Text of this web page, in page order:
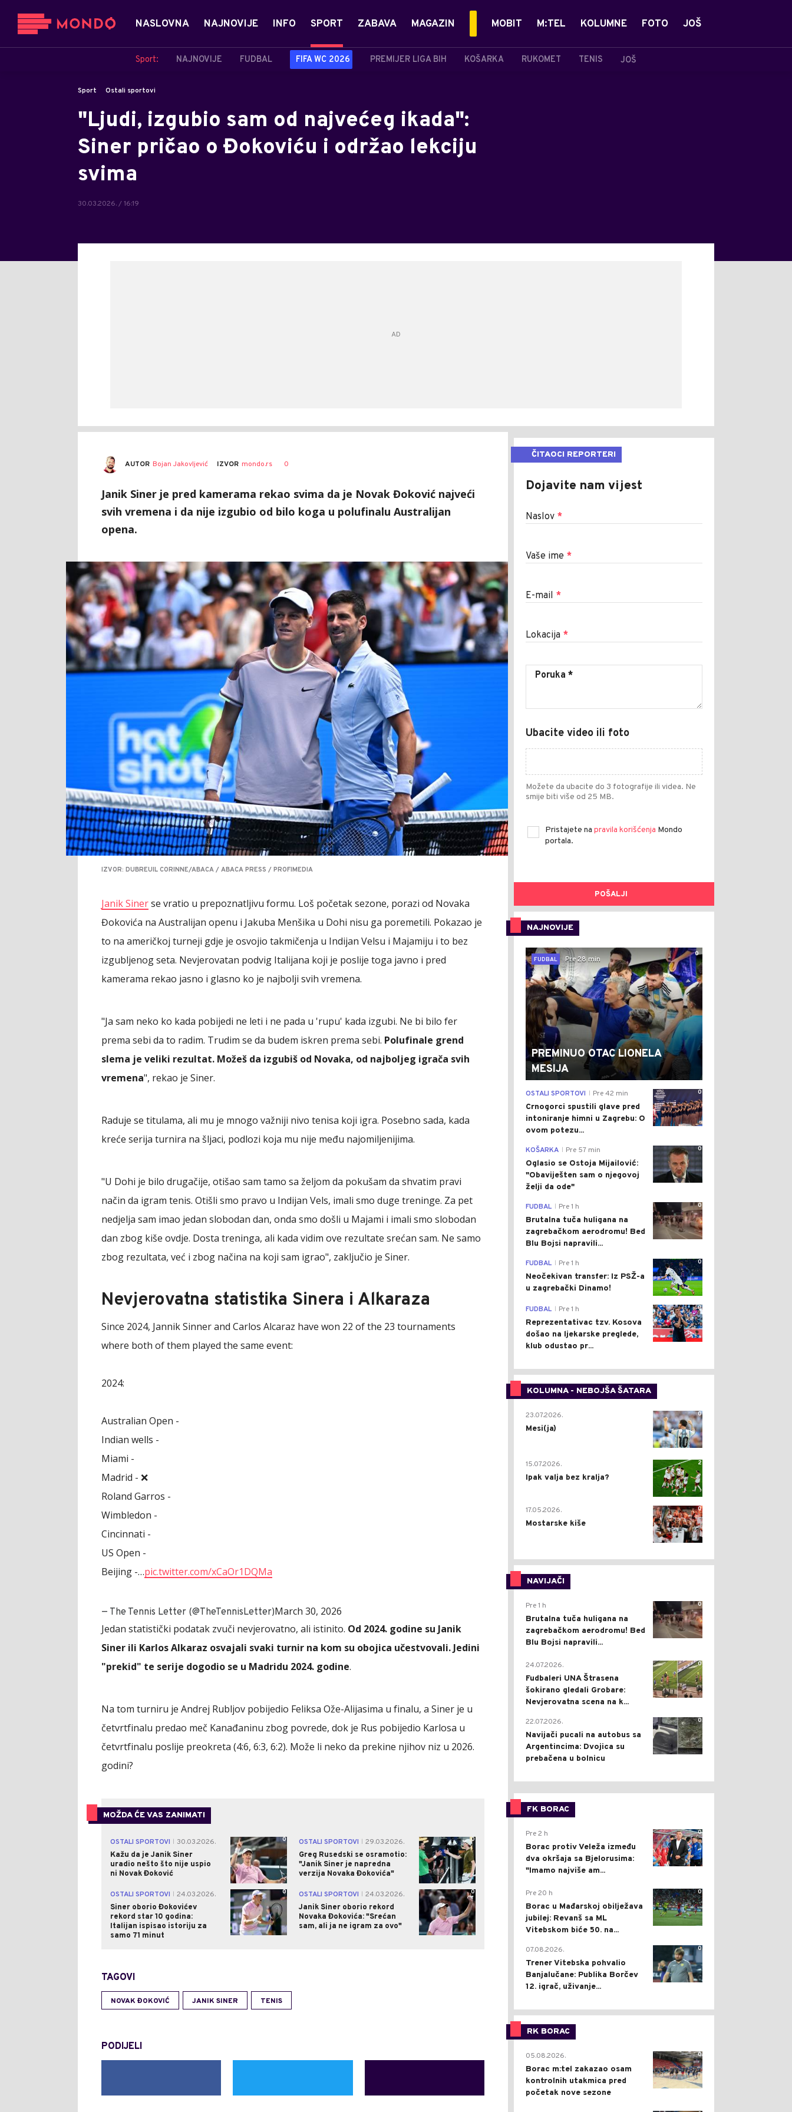
NASLOVNA NAJNOVIJE INFO SPORT
Sport: NAJNOVIJE FUDBAL FIFA WC 2026 PREMIJER LIGA BIH KOŠARKA RUKOMET TENIS JOŠ
ZABAVA MAGAZIN MOBIT M:TEL KOLUMNE FOTO JOŠ
Sport Ostali sportovi
"Ljudi, izgubio sam od najvećeg ikada":
Siner pričao o Đokoviću i održao lekciju
svima
30.03.2026. / 16:19
AUTOR Bojan Jakovljević IZVOR mondo.rs 0
Janik Siner je pred kamerama rekao svima da je Novak Đoković najveći
svih vremena i da nije izgubio od bilo koga u polufinalu Australijan
opena.
IZVOR: DUBREUIL CORINNE/ABACA / ABACA PRESS / PROFIMEDIA
Janik Sinerse vratio u prepoznatljivu formu. Loš početak sezone, porazi od Novaka
Đokovića na Australijan openu i Jakuba Menšika u Dohi nisu ga poremetili. Pokazao je
to na američkoj turneji gdje je osvojio takmičenja u Indijan Velsu i Majamiju i to bez
izgubljenog seta. Nevjerovatan podvig Italijana koji je poslije toga javno i pred
kamerama rekao jasno i glasno ko je najbolji svih vremena.
"Ja sam neko ko kada pobijedi ne leti i ne pada u 'rupu' kada izgubi. Ne bi bilo fer
prema sebi da to radim. Trudim se da budem iskren prema sebi. Polufinale grend
slema je veliki rezultat. Možeš da izgubiš od Novaka, od najboljeg igrača svih
vremena", rekao je Siner.
Raduje se titulama, ali mu je mnogo važniji nivo tenisa koji igra. Posebno sada, kada
kreće serija turnira na šljaci, podlozi koja mu nije među najomiljenijima.
"U Dohi je bilo drugačije, otišao sam tamo sa željom da pokušam da shvatim pravi
način da igram tenis. Otišli smo pravo u Indijan Vels, imali smo duge treninge. Za pet
nedjelja sam imao jedan slobodan dan, onda smo došli u Majami i imali smo slobodan
dan zbog kiše ovdje. Dosta treninga, ali kada vidim ove rezultate srećan sam. Ne samo
zbog rezultata, već i zbog načina na koji sam igrao", zaključio je Siner.
Nevjerovatna statistika Sinera i Alkaraza
Since 2024, Jannik Sinner and Carlos Alcaraz have won 22 of the 23 tournaments
where both of them played the same event:
2024:
Australian Open -
Indian wells -
Miami -
Madrid - ❌
Roland Garros -
Wimbledon -
Cincinnati -
US Open -
Beijing -…pic.twitter.com/xCaOr1DQMa
— The Tennis Letter (@TheTennisLetter)March 30, 2026
Jedan statistički podatak zvuči nevjerovatno, ali istinito. Od 2024. godine su Janik
Siner ili Karlos Alkaraz osvajali svaki turnir na kom su obojica učestvovali. Jedini
"prekid" te serije dogodio se u Madridu 2024. godine.
Na tom turniru je Andrej Rubljov pobijedio Feliksa Ože-Alijasima u finalu, a Siner je u
četvrtfinalu predao meč Kanađaninu zbog povrede, dok je Rus pobijedio Karlosa u
četvrtfinalu poslije preokreta (4:6, 6:3, 6:2). Može li neko da prekine njihov niz u 2026.
godini?
MOŽDA ĆE VAS ZANIMATI
OSTALI SPORTOVI
30.03.2026.
Kažu da je Janik Siner
uradio nešto što nije uspio
ni Novak Đoković
0 OSTALI SPORTOVI
29.03.2026.
Greg Rusedski se osramotio:
"Janik Siner je napredna
verzija Novaka Đokovića"
0
OSTALI SPORTOVI
24.03.2026.
Siner oborio Đokovićev
rekord star 10 godina:
Italijan ispisao istoriju za
samo 71 minut
0 OSTALI SPORTOVI
24.03.2026.
Janik Siner oborio rekord
Novaka Đokovića: "Srećan
sam, ali ja ne igram za ovo"
0
TAGOVI
NOVAK ĐOKOVIĆ JANIK SINER TENIS
PODIJELI
ČITAOCI REPORTERI
Dojavite nam vijest
Naslov *
Vaše ime *
E-mail *
Lokacija *
Ubacite video ili foto
Možete da ubacite do 3 fotografije ili videa. Ne
smije biti više od 25 MB.
Pristajete na pravila korišćenja Mondo
portala.
POŠALJI
NAJNOVIJE
0
FUDBAL
Pre 28 min
PREMINUO OTAC LIONELA
MESIJA
0
OSTALI SPORTOVI Pre 42 min
Crnogorci spustili glave pred
intoniranje himni u Zagrebu: O
ovom potezu...
0
KOŠARKA Pre 57 min
Oglasio se Ostoja Mijailović:
"Obaviješten sam o njegovoj
želji da ode"
0
FUDBAL Pre 1 h
Brutalna tuča huligana na
zagrebačkom aerodromu! Bed
Blu Bojsi napravili...
0
FUDBAL Pre 1 h
Neočekivan transfer: Iz PSŽ-a
u zagrebački Dinamo!
0
FUDBAL Pre 1 h
Reprezentativac tzv. Kosova
došao na ljekarske preglede,
klub odustao pr...
KOLUMNA - NEBOJŠA ŠATARA
0
23.07.2026.
Mesi(ja)
2
15.07.2026.
Ipak valja bez kralja?
0
17.05.2026.
Mostarske kiše
NAVIJAČI
0
Pre 1 h
Brutalna tuča huligana na
zagrebačkom aerodromu! Bed
Blu Bojsi napravili...
0
24.07.2026.
Fudbaleri UNA Štrasena
šokirano gledali Grobare:
Nevjerovatna scena na k...
0
22.07.2026.
Navijači pucali na autobus sa
Argentincima: Dvojica su
prebačena u bolnicu
FK BORAC
0
Pre 2 h
Borac protiv Veleža između
dva okršaja sa Bjelorusima:
"Imamo najviše am...
0
Pre 20 h
Borac u Mađarskoj obilježava
jubilej: Revanš sa ML
Vitebskom biće 50. na...
0
07.08.2026.
Trener Vitebska pohvalio
Banjalučane: Publika Borčev
12. igrač, uživanje...
RK BORAC
0
05.08.2026.
Borac m:tel zakazao osam
kontrolnih utakmica pred
početak nove sezone